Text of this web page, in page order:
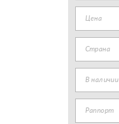
Цена
Страна
В наличии
Раппорт